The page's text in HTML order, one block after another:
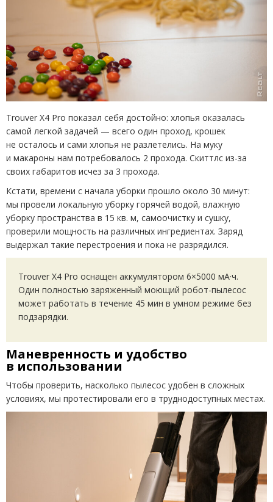
Trouver X4 Pro показал себя достойно: хлопья оказалась
самой легкой задачей — всего один проход, крошек
не осталось и сами хлопья не разлетелись. На муку
и макароны нам потребовалось 2 прохода. Скиттлс из-за
своих габаритов исчез за 3 прохода.
Кстати, времени с начала уборки прошло около 30 минут:
мы провели локальную уборку горячей водой, влажную
уборку пространства в 15 кв. м, самоочистку и сушку,
проверили мощность на различных ингредиентах. Заряд
выдержал такие перестроения и пока не разрядился.
Trouver X4 Pro оснащен аккумулятором 6×5000 мА·ч.
Один полностью заряженный моющий робот-пылесос
может работать в течение 45 мин в умном режиме без
подзарядки.
Маневренность и удобство
в использовании
Чтобы проверить, насколько пылесос удобен в сложных
условиях, мы протестировали его в труднодоступных местах.